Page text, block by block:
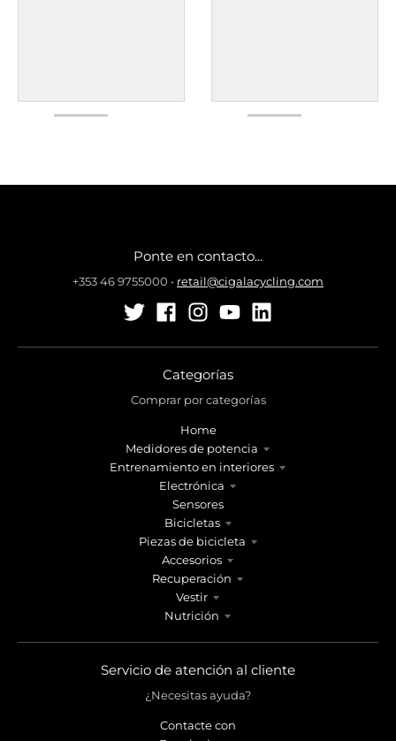
Ponte en contacto...
+353 46 9755000 • retail@cigalacycling.com
Categorías
Comprar por categorías
Home
Medidores de potencia
Entrenamiento en interiores
Electrónica
Sensores
Bicicletas
Piezas de bicicleta
Accesorios
Recuperación
Vestir
Nutrición
Servicio de atención al cliente
¿Necesitas ayuda?
Contacte con